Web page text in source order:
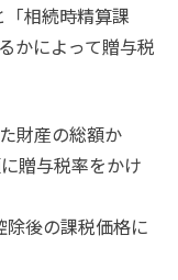
相続時精算課
かによって贈与税
財産の総額か
贈与税率をかけ
後の課税価格に